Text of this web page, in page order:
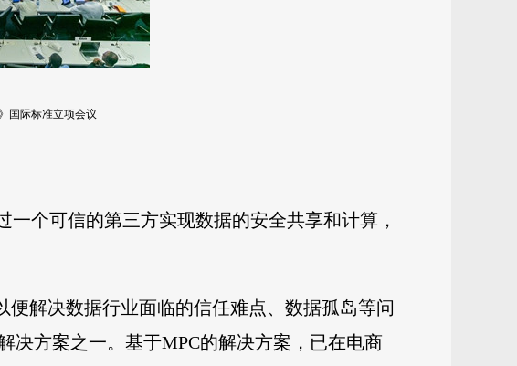
国际标准立项会议
个可信的第三方实现数据的安全共享和计算，
便解决数据行业面临的信任难点、数据孤岛等问
决方案之一。基于MPC的解决方案，已在电商